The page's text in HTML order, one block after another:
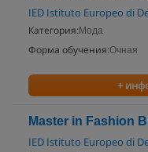
IED Istituto Europeo di
Категория: Мода
Форма обучения:Очная
+
Master in Fashion
IED Istituto Europeo di